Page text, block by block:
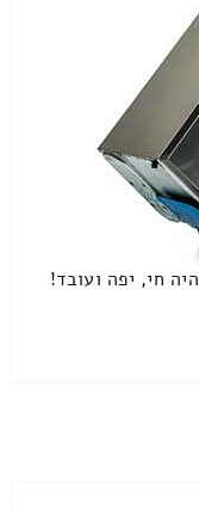
חי, יפה ועובד!